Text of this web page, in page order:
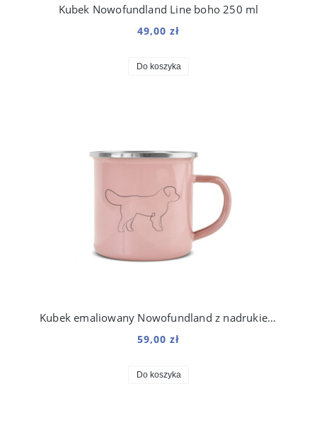
Kubek Nowofundland Line boho 250 ml
49,00 zł
Do koszyka
Kubek emaliowany Nowofundland z nadrukiem Line Różowy
59,00 zł
Do koszyka